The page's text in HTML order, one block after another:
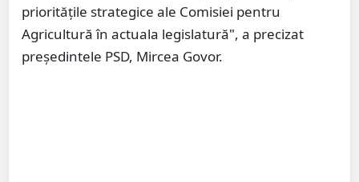
prioritățile strategice ale Comisiei pentru
Agricultură în actuala legislatură", a precizat
președintele PSD, Mircea Govor.